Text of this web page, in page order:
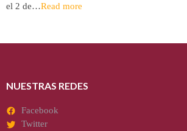
el 2 de…Read more
NUESTRAS REDES
Facebook
Twitter